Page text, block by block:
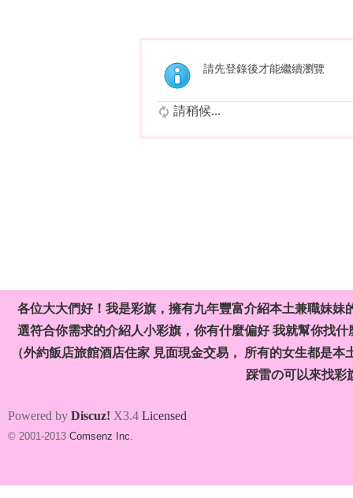
請先登錄後才能繼續瀏覽
請稍候...
各位大大們好！我是彩旗，擁有九年豐富介紹本土兼職妹
選符合你需求的介紹人小彩旗，你有什麼偏好 我就幫你找
（外約飯店旅館酒店住家 見面現金交易， 所有的女生都是
踩雷の可以來找彩
Powered by Discuz! X3.4 Licensed
© 2001-2013 Comsenz Inc.